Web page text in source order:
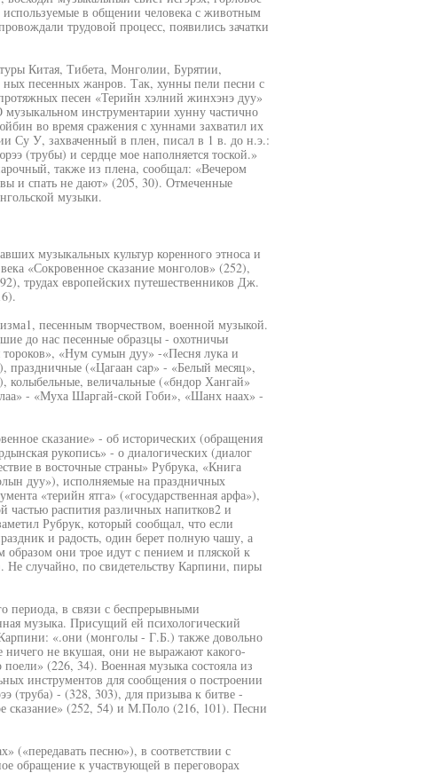
в общении человека с животным
трудовой процесс, появились зачатки
Китая, Тибета, Монголии, Бурятии,
песенных жанров. Так, хунны пели песни с
песен «Терийн хэлний жинхэнэ дуу»
инструментарии хунну частично
во время сражения с хуннами захватил их
Су У, захваченный в плен, писал в 1 в. до н.э.:
(трубы) и сердце мое наполняется тоской.»
также из плена, сообщал: «Вечером
и спать не дают» (205, 30). Отмеченные
музыки.
музыкальных культур коренного этноса и
«Сокровенное сказание монголов» (252),
трудах европейских путешественников Дж.
песенным творчеством, военной музыкой.
до нас песенные образцы - охотничьи
«Нум сумын дуу» -«Песня лука и
праздничные («Цагаан cap» - «Белый месяц»,
колыбельные, величальные («бндор Хангай»
- «Муха Шаргай-ской Гоби», «Шанх наах» -
сказание» - об исторических (обращения
рукопись» - о диалогических (диалог
в восточные страны» Рубрука, «Книга
дуу»), исполняемые на праздничных
«терийн ятга» («государственная арфа»),
частью распития различных напитков2 и
Рубрук, который сообщал, что если
и радость, один берет полную чашу, а
образом они трое идут с пением и пляской к
случайно, по свидетельству Карпини, пиры
периода, в связи с беспрерывными
музыка. Присущий ей психологический
«.они (монголы - Г.Б.) также довольно
не вкушая, они не выражают какого-
(226, 34). Военная музыка состояла из
инструментов для сообщения о построении
(труба) - (328, 303), для призыва к битве -
сказание» (252, 54) и М.Поло (216, 101). Песни
(«передавать песню»), в соответствии с
обращение к участвующей в переговорах